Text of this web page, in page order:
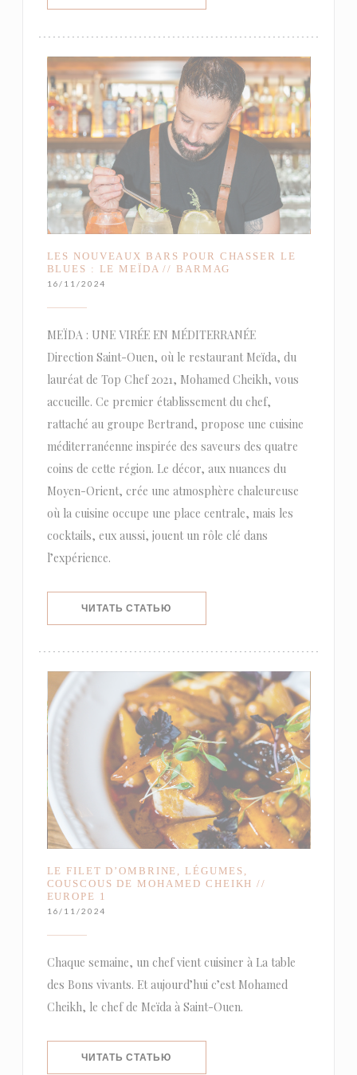
LES NOUVEAUX BARS POUR CHASSER LE
BLUES : LE MEÏDA // BARMAG
16/11/2024
MEÏDA : UNE VIRÉE EN MÉDITERRANÉE
Direction Saint-Ouen, où le restaurant Meïda, du
lauréat de Top Chef 2021, Mohamed Cheikh, vous
accueille. Ce premier établissement du chef,
rattaché au groupe Bertrand, propose une cuisine
méditerranéenne inspirée des saveurs des quatre
coins de cette région. Le décor, aux nuances du
Moyen-Orient, crée une atmosphère chaleureuse
où la cuisine occupe une place centrale, mais les
cocktails, eux aussi, jouent un rôle clé dans
l’expérience.
ЧИТАТЬ СТАТЬЮ
LE FILET D’OMBRINE, LÉGUMES,
COUSCOUS DE MOHAMED CHEIKH //
EUROPE 1
16/11/2024
Chaque semaine, un chef vient cuisiner à La table
des Bons vivants. Et aujourd’hui c’est Mohamed
Cheikh, le chef de Meïda à Saint-Ouen.
ЧИТАТЬ СТАТЬЮ